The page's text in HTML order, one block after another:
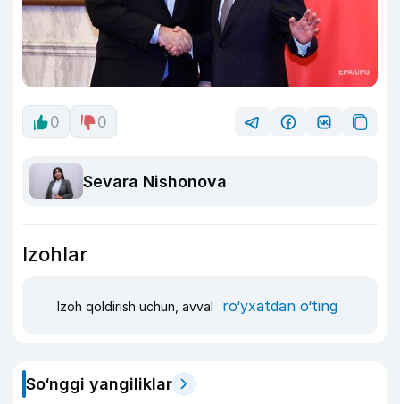
0 0
Sevara Nishonova
Izohlar
Izoh qoldirish uchun, avval ro‘yxatdan o‘ting
So‘nggi yangiliklar